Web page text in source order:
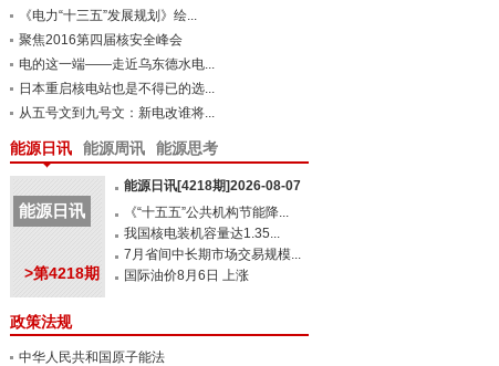
《电力“十三五”发展规划》绘...
聚焦2016第四届核安全峰会
电的这一端——走近乌东德水电...
日本重启核电站也是不得已的选...
从五号文到九号文：新电改谁将...
能源日讯 能源周讯 能源思考
能源日讯
>第4218期
能源日讯[4218期]2026-08-07
《“十五五”公共机构节能降...
我国核电装机容量达1.35...
7月省间中长期市场交易规模...
国际油价8月6日 上涨
政策法规
中华人民共和国原子能法